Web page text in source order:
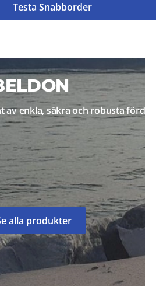
Testa Snabborder
alla produkter
av enkla, säkra och robusta